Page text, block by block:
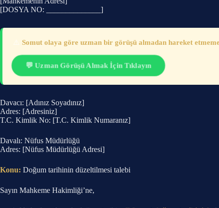
[DOSYA NO: ______________]
Somut olaya göre uzman bir görüşü almadan hareket
💬 Uzman Görüşü Almak İçin Tıklayın
Davacı: [Adınız Soyadınız]
Adres: [Adresiniz]
T.C. Kimlik No: [T.C. Kimlik Numaranız]
Davalı: Nüfus Müdürlüğü
Adres: [Nüfus Müdürlüğü Adresi]
Konu: Doğum tarihinin düzeltilmesi talebi
Sayın Mahkeme Hakimliği’ne,